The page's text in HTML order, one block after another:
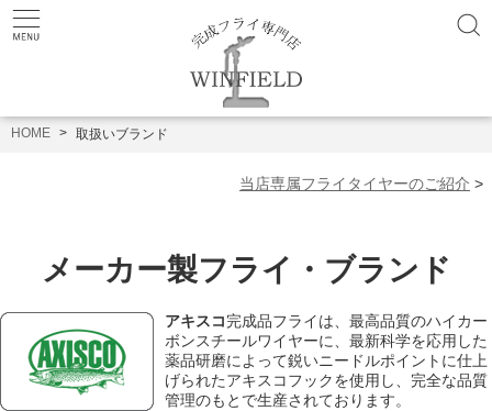
HOME 取扱いブランド
当店専属フライタイヤーのご紹介 >
メーカー製フライ・ブランド
アキスコ完成品フライは、最高品質のハイカー
ボンスチールワイヤーに、最新科学を応用した
薬品研磨によって鋭いニードルポイントに仕上
げられたアキスコフックを使用し、完全な品質
管理のもとで生産されております。